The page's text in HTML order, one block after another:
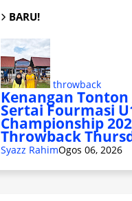
BARU!
throwback
Kenangan Tonton
Sertai Fourmasi
Championship
Throwback
Syazz RahimOgos 06, 2026